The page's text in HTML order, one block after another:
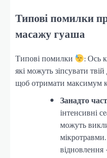
Типові помилки
масажу гуаша
Типові помилки
: Ось
які можуть зіпсувати
щоб отримати максимум
Занадто
інтенсивні
можуть